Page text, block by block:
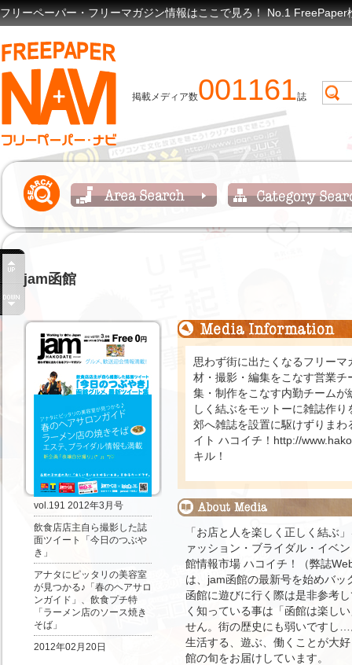
フリーペーパー・フリーマガジン情報はここで見ろ！ No.1
掲載メディア数001161誌
jam函館
vol.191 2012年3月号
飲食店店主自ら撮影した誌
面ツイート「今日のつぶや
き」
アナタにピッタリの美容室
が見つかる♪「春のヘアサロ
ンガイド」、飲食プチ特
「ラーメン店のソース焼き
そば」
2012年02月20日
思わず街に出たくなるフリー
材・撮影・編集をこなす営業
集・制作をこなす内勤チーム
しく結ぶをモットーに雑誌作
郊へ雑誌を設置に駆けずりま
イト ハコイチ！http://
キル！
「お店と人を楽しく正しく結ぶ
ァッション・ブライダル・イベ
館情報市場 ハコイチ！（弊誌
は、jam函館の最新号を始めバ
函館に遊びに行く際は是非参考
く知っている事は「函館は楽し
せん。街の歴史にも弱いですし
生活する、遊ぶ、働くことが大
館の旬をお届けしています。